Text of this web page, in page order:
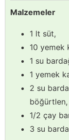
Malzemeler
1 lt süt,
10 yemek
1 su
1 yemek
2 su
1/2 çay
3 su